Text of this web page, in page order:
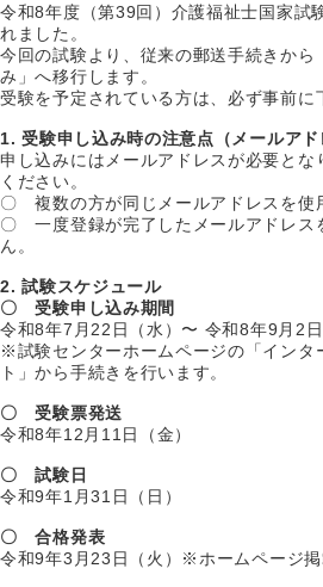
令和8年度（第39回）介護福祉士国家試
れました。
今回の試験より、従来の郵送手続きから
み」へ移行します。
受験を予定されている方は、必ず事前に
1. 受験申し込み時の注意点（メールアド
申し込みにはメールアドレスが必要とな
ください。
〇 複数の方が同じメールアドレスを使
〇 一度登録が完了したメールアドレス
ん。
2. 試験スケジュール
〇 受験申し込み期間
令和8年7月22日（水）〜 令和8年9月2日
※試験センターホームページの「インタ
ト」から手続きを行います。
〇 受験票発送
令和8年12月11日（金）
〇 試験日
令和9年1月31日（日）
〇 合格発表
令和9年3月23日（火）※ホームページ掲